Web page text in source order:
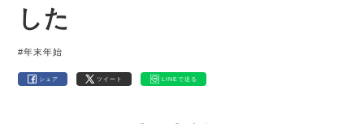
した
#年末年始
シェア ツイート LINEで送る